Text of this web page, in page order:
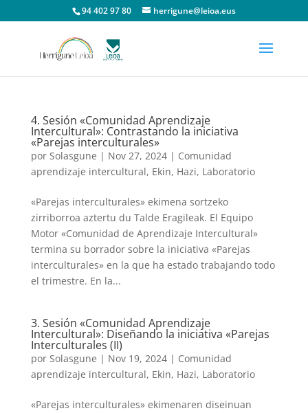
94 402 97 80 herrigune@leioa.eus
4. Sesión «Comunidad Aprendizaje
Intercultural»: Contrastando la iniciativa
«Parejas interculturales»
por Solasgune | Nov 27, 2024| Comunidad
aprendizaje intercultural, Ekin, Hazi, Laboratorio
«Parejas interculturales» ekimena sortzeko
zirriborroa aztertu du Talde Eragileak. El Equipo
Motor «Comunidad de Aprendizaje Intercultural»
termina su borrador sobre la iniciativa «Parejas
interculturales» en la que ha estado trabajando todo
el trimestre. En la...
3. Sesión «Comunidad Aprendizaje
Intercultural»: Diseñando la iniciativa «Parejas
Interculturales (II)
por Solasgune | Nov 19, 2024| Comunidad
aprendizaje intercultural, Ekin, Hazi, Laboratorio
«Parejas interculturales» ekimenaren diseinuan